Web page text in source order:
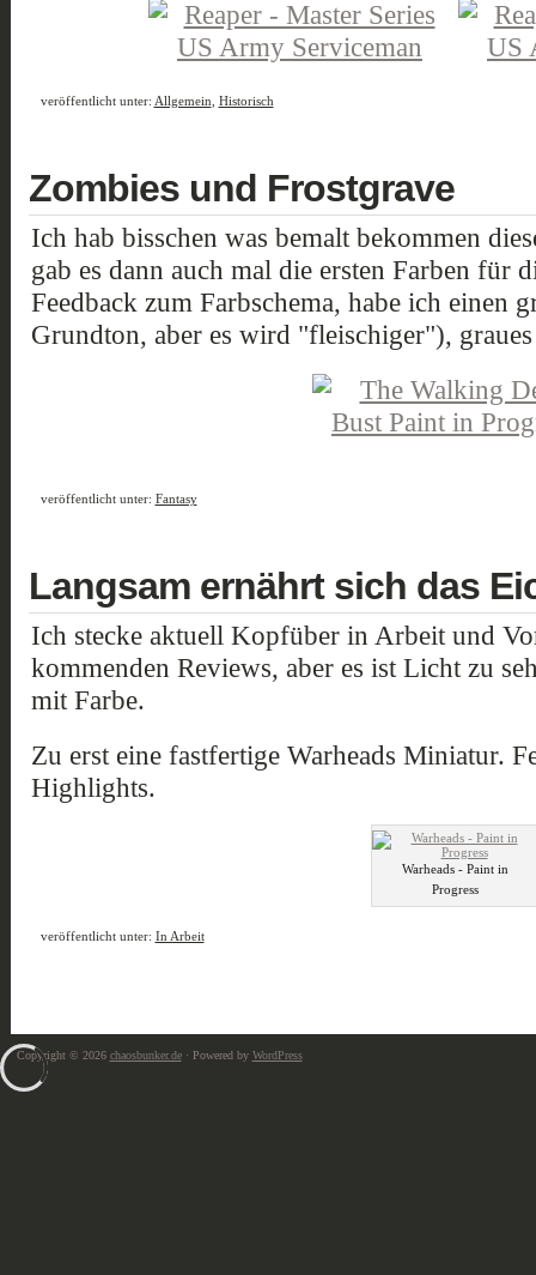
veröffentlicht unter: Allgemein Historisch
Zombies und Frostgrave
Ich hab bisschen was bemalt bekommen
gab es dann auch mal die ersten Farben für
Feedback zum Farbschema, habe ich einen
Grundton, aber es wird "fleischiger"),
veröffentlicht unter: Fantasy
Langsam ernährt sich das
Ich stecke aktuell Kopfüber in Arbeit und
kommenden Reviews, aber es ist Licht zu
mit Farbe.
Zu erst eine fastfertige Warheads Miniatur.
Highlights.
Warheads - Paint in
Progress
veröffentlicht unter: In Arbeit
Copyright © 2026 chaosbunker.de· Powered by WordPress